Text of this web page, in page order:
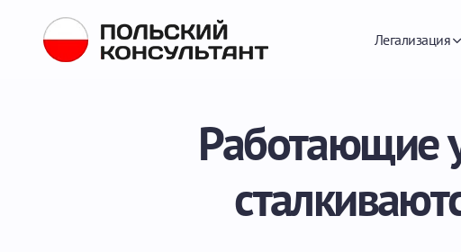
Легализация
Работающие